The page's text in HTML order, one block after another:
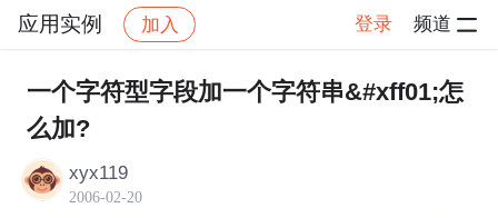
应用实例 加入 登录 频道
社区 应用实例 帖子详情
一个字符型字段加一个字符串&#xff01;怎
么加?
xyx119
2006-02-20